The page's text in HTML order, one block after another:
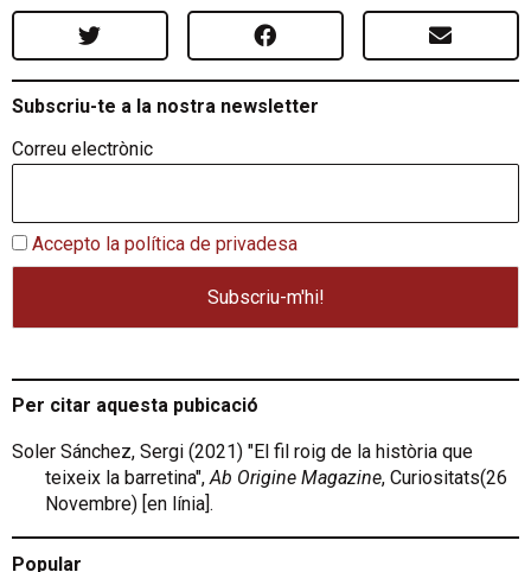
Subscriu-te a la nostra newsletter
Correu electrònic
Accepto la política de privadesa
Per citar aquesta pubicació
Soler Sánchez, Sergi (2021) "El fil roig de la història que
teixeix la barretina",Ab Origine Magazine, Curiositats(26
Novembre) [en línia].
Popular